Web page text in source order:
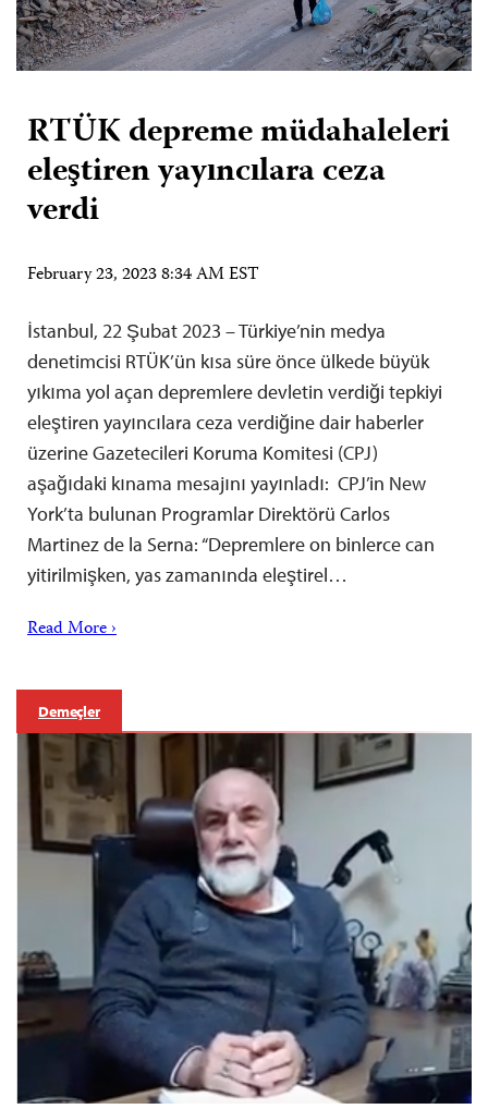
RTÜK depreme müdahaleleri
eleştiren yayıncılara ceza
verdi
February 23, 2023 8:34 AM EST
İstanbul, 22 Şubat 2023 – Türkiye’nin medya
denetimcisi RTÜK’ün kısa süre önce ülkede büyük
yıkıma yol açan depremlere devletin verdiği tepkiyi
eleştiren yayıncılara ceza verdiğine dair haberler
üzerine Gazetecileri Koruma Komitesi (CPJ)
aşağıdaki kınama mesajını yayınladı: CPJ’in New
York’ta bulunan Programlar Direktörü Carlos
Martinez de la Serna: “Depremlere on binlerce can
yitirilmişken, yas zamanında eleştirel…
Read More ›
Demeçler